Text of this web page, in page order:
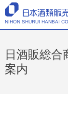
NIHON SHURUI HANBAI
日酒販総
案内